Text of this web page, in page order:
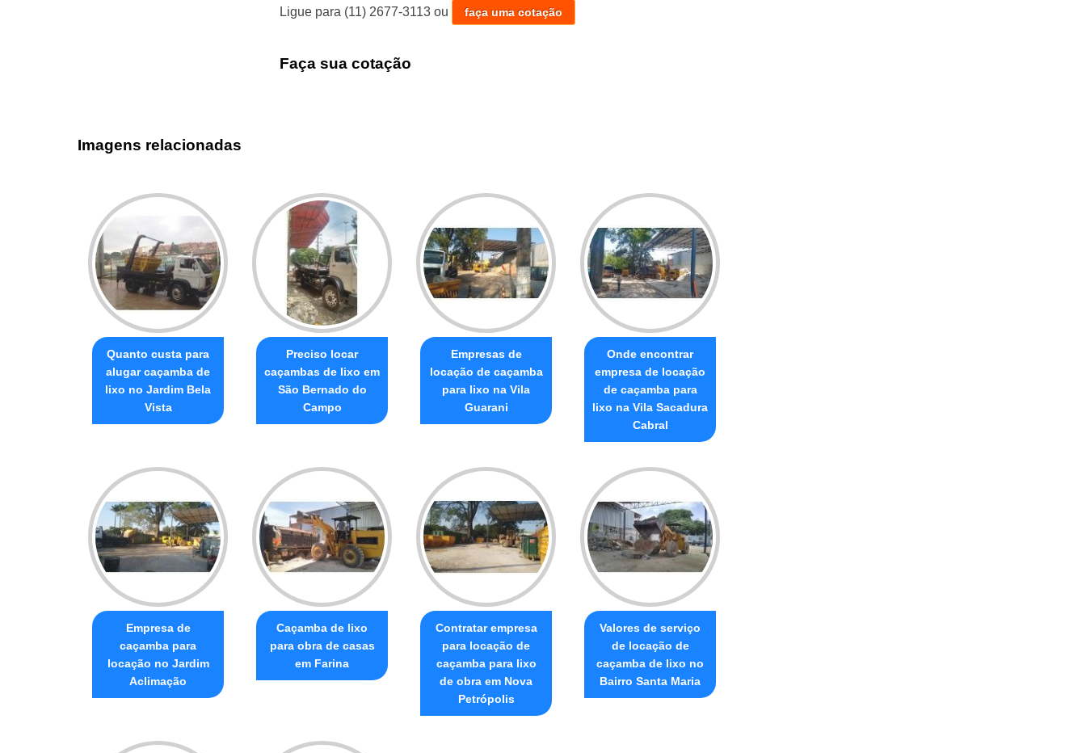
Ligue para (11) 2677-3113 ou faça uma cotação
Faça sua cotação
Imagens relacionadas
Quanto custa para
alugar caçamba de
lixo no Jardim Bela
Vista
Preciso locar
caçambas de lixo em
São Bernado do
Campo
Empresas de
locação de caçamba
para lixo na Vila
Guarani
Onde encontrar
empresa de locação
de caçamba para
lixo na Vila Sacadura
Cabral
Empresa de
caçamba para
locação no Jardim
Aclimação
Caçamba de lixo
para obra de casas
em Farina
Contratar empresa
para locação de
caçamba para lixo
de obra em Nova
Petrópolis
Valores de serviço
de locação de
caçamba de lixo no
Bairro Santa Maria